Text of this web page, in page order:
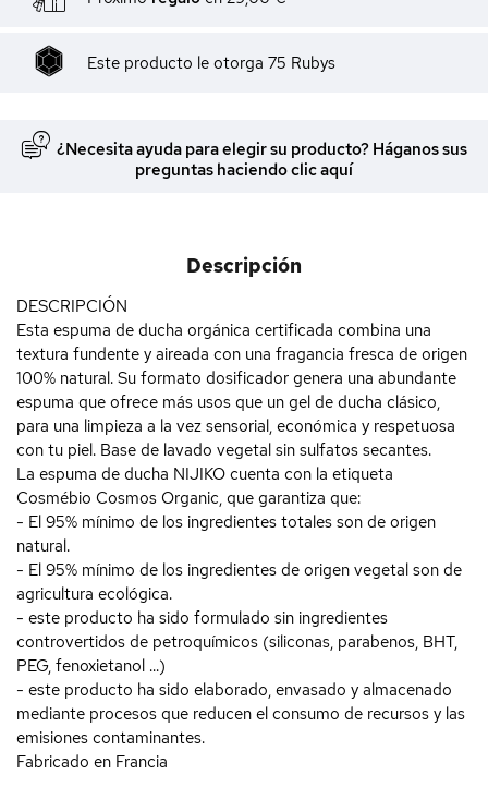
Este producto le otorga 75 Rubys
¿Necesita ayuda para elegir su producto? Háganos sus
preguntas haciendo clic aquí
Descripción
DESCRIPCIÓN
Esta espuma de ducha orgánica certificada combina una
textura fundente y aireada con una fragancia fresca de origen
100% natural. Su formato dosificador genera una abundante
espuma que ofrece más usos que un gel de ducha clásico,
para una limpieza a la vez sensorial, económica y respetuosa
con tu piel. Base de lavado vegetal sin sulfatos secantes.
La espuma de ducha NIJIKO cuenta con la etiqueta
Cosmébio Cosmos Organic, que garantiza que:
- El 95% mínimo de los ingredientes totales son de origen
natural.
- El 95% mínimo de los ingredientes de origen vegetal son de
agricultura ecológica.
- este producto ha sido formulado sin ingredientes
controvertidos de petroquímicos (siliconas, parabenos, BHT,
PEG, fenoxietanol ...)
- este producto ha sido elaborado, envasado y almacenado
mediante procesos que reducen el consumo de recursos y las
emisiones contaminantes.
Fabricado en Francia